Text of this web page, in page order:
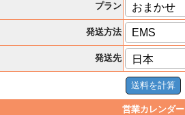
プラン
発送方法
発送先
営業カレンダー